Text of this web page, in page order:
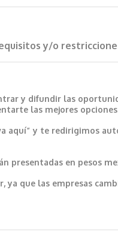
y/o
y difundir las
las mejores
aquí” y te redirigimos
presentadas en pesos
ya que las empresas